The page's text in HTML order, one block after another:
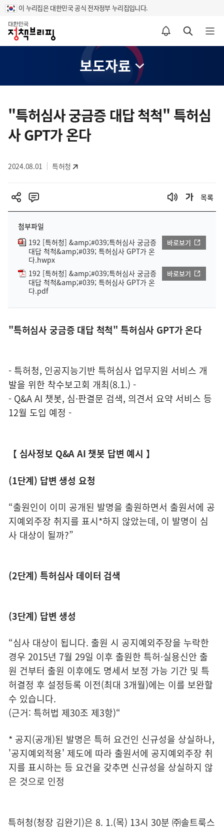
이 누리집은 대한민국 공식 전자정부 누리집입니다.
홈
알림설정 바로가기 검색 바로가기 메뉴 열기
보도자료
텐
영
"특허심사 궁금증 대답 척척" 특허심
사 GPT가 온다
2024.08.01 특허청
목록
첨부파일
192 [특허청] &amp;#039;특허심사 궁금증
대답 척척&amp;#039; 특허심사 GPT가 온
다.hwpx
바로보기
192 [특허청] &amp;#039;특허심사 궁금증
대답 척척&amp;#039; 특허심사 GPT가 온
다.pdf
바로보기
"특허심사 궁금증 대답 척척" 특허심사 GPT가 온다
- 특허청, 인공지능기반 특허심사 업무지원 서비스 개
발을 위한 착수보고회 개최(8.1.) -
- Q&A AI 챗봇, 심·판결문 검색, 의견서 요약 서비스 등
12월 도입 예정 -
【 심사정보 Q&A AI 챗봇 답변 예시 】
(1단계) 답변 생성 요청
“출원인이 이미 공개된 발명을 출원하면서 출원서에 공
지예외주장 취지를 표시*하지 않았는데, 이 발명이 심
사 대상이 될까?”
(2단계) 특허심사 데이터 검색
(3단계) 답변 생성
“심사 대상이 됩니다. 출원 시 공지예외주장을 누락한
경우 2015년 7월 29일 이후 출원한 특허·실용신안 출
원 건부터 출원 이후에도 명세서 보정 가능 기간 및 특
허결정 후 설정등록 이전(최대 3개월)에는 이를 보완할
수 있습니다.
(근거: 특허법 제30조 제3항)“
* 공지(공개)된 발명은 특허 요건인 신규성을 상실하나,
'공지예외적용' 제도에 따라 출원서에 공지예외주장 취
지를 표시하는 등 요건을 갖추면 신규성을 상실하지 않
은 것으로 인정
특허청(청장 김완기)은 8. 1.(목) 13시 30분 ㈜솔트룩스